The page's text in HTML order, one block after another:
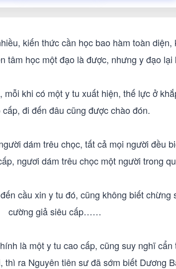
kiến thức cần học bao hàm toàn
tâm học một đạo là được, nhưng y đạo lại
khi có một y tu xuất hiện, thế lực ở
cấp, đi đến đâu cũng được chào đón.
dám trêu chọc, tất cả mọi người đều
ngươi dám trêu chọc một người trong
cầu xin y tu đó, cũng không biết
cường giả siêu cấp……
là một y tu cao cấp, cũng suy nghĩ
ra Nguyên tiên sư đã sớm biết Dương